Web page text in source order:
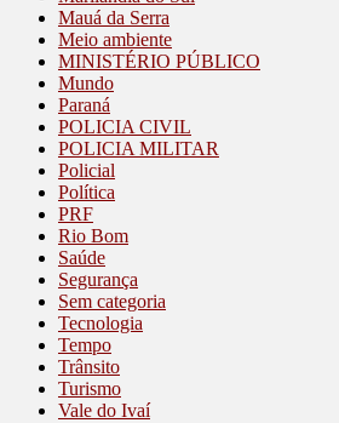
Mauá da Serra
Meio ambiente
MINISTÉRIO PÚBLICO
Mundo
Paraná
POLICIA CIVIL
POLICIA MILITAR
Policial
Política
PRF
Rio Bom
Saúde
Segurança
Sem categoria
Tecnologia
Tempo
Trânsito
Turismo
Vale do Ivaí